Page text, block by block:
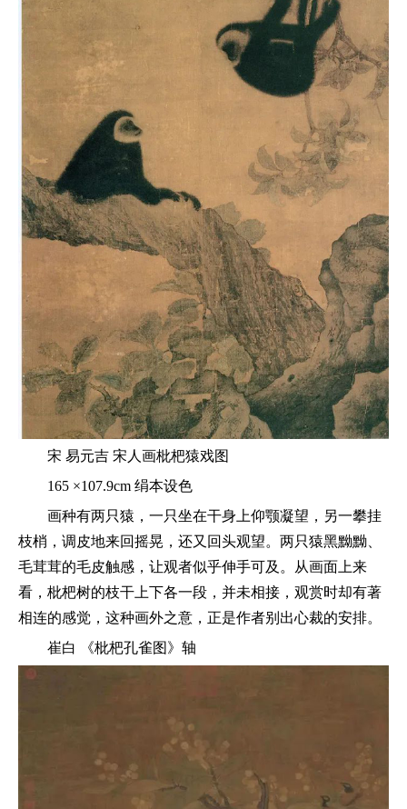
宋 易元吉 宋人画枇杷猿戏图
165 ×107.9cm 绢本设色
画种有两只猿，一只坐在干身上仰颚凝望，另一攀挂
枝梢，调皮地来回摇晃，还又回头观望。两只猿黑黝黝、
毛茸茸的毛皮触感，让观者似乎伸手可及。从画面上来
看，枇杷树的枝干上下各一段，并未相接，观赏时却有著
相连的感觉，这种画外之意，正是作者别出心裁的安排。
崔白 《枇杷孔雀图》轴